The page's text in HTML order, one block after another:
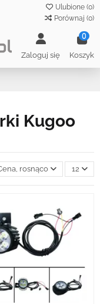
Ulubione (0)
Porównaj (0)
Zaloguj się
0
Koszyk
Kugoo
rosnąco 12